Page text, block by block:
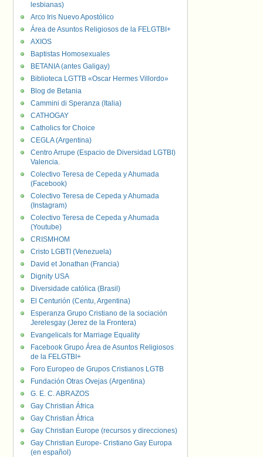
lesbianas)
Arco Iris Nuevo Apostólico
Área de Asuntos Religiosos de la FELGTBI+
AXIOS
Baptistas Homosexuales
BETANIA (antes Galigay)
Biblioteca LGTTB «Oscar Hermes Villordo»
Blog de Betania
Cammini di Speranza (Italia)
CATHOGAY
Catholics for Choice
CEGLA (Argentina)
Centro Arrupe (Espacio de Diversidad LGTBI)
Valencia.
Colectivo Teresa de Cepeda y Ahumada
(Facebook)
Colectivo Teresa de Cepeda y Ahumada
(Instagram)
Colectivo Teresa de Cepeda y Ahumada
(Youtube)
CRISMHOM
Cristo LGBTI (Venezuela)
David et Jonathan (Francia)
Dignity USA
Diversidade católica (Brasil)
El Centurión (Centu, Argentina)
Esperanza Grupo Cristiano de la sociación
Jerelesgay (Jerez de la Frontera)
Evangelicals for Marriage Equality
Facebook Grupo Área de Asuntos Religiosos
de la FELGTBI+
Foro Europeo de Grupos Cristianos LGTB
Fundación Otras Ovejas (Argentina)
G. E. C. ABRAZOS
Gay Christian África
Gay Christian África
Gay Christian Europe (recursos y direcciones)
Gay Christian Europe- Cristiano Gay Europa
(en español)